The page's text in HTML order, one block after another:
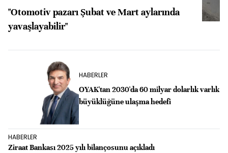
"Otomotiv pazarı Şubat ve Mart aylarında
yavaşlayabilir"
HABERLER
OYAK'tan 2030'da 60 milyar dolarlık varlık
büyüklüğüne ulaşma hedefi
HABERLER
Ziraat Bankası 2025 yılı bilançosunu açıkladı